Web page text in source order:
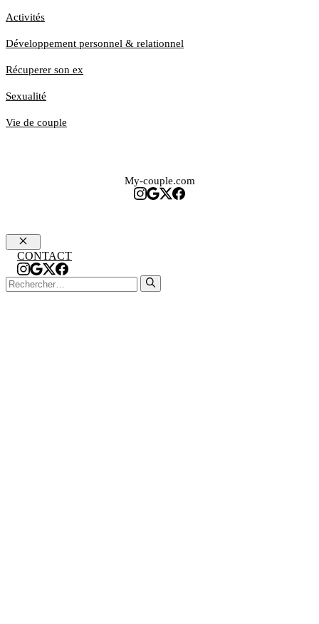
Activités
Développement personnel & relationnel
Récuperer son ex
Sexualité
Vie de couple
My-couple.com
Fermer
CONTACT
Rechercher :